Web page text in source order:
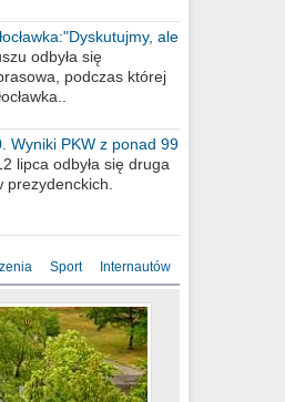
ale
się”odbyła się
podczas której
Wyniki PKW z ponad 99
lipca odbyła się druga
prezydenckich.
Sport Internautów
.
to za
mieście